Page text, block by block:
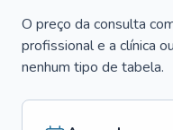
O preço da consulta
profissional e a clínica
nenhum tipo de tabela.